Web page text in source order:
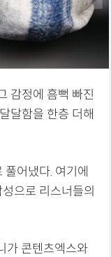
감정에 흠뻑 빠진
달함을 한층 더해
어냈다. 여기에
으로 리스너들의
가 콘텐츠엑스와